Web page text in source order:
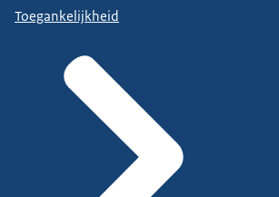
Toegankelijkheid